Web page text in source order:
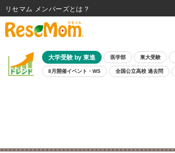
大学受験 by 東進 医学部 東大受験
8月開催イベント・WS 全国公立高校 過去問
リセマム メンバーズ